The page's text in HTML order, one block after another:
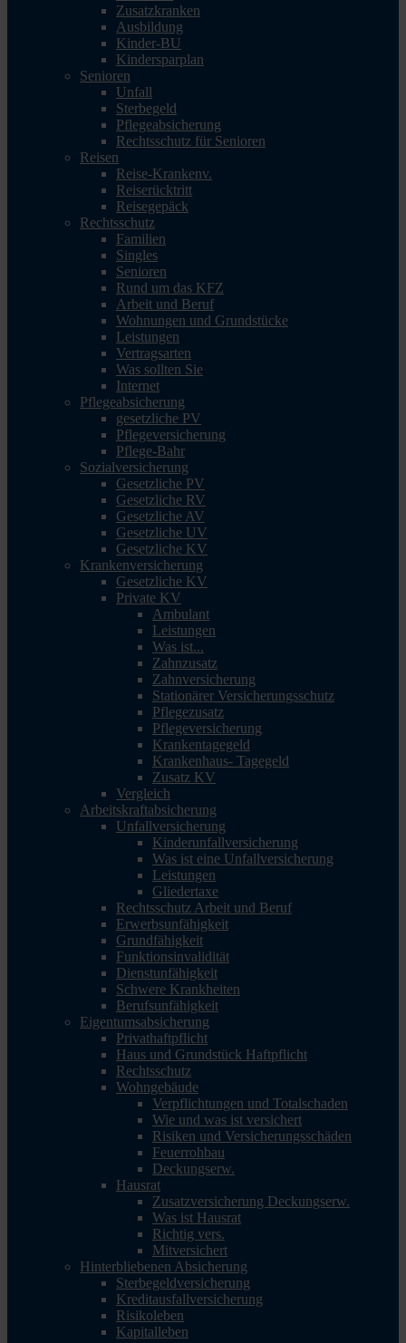
Zusatzkranken
Ausbildung
Kinder-BU
Kindersparplan
Senioren
Unfall
Sterbegeld
Pflegeabsicherung
Rechtsschutz für Senioren
Reisen
Reise-Krankenv.
Reiserücktritt
Reisegepäck
Rechtsschutz
Familien
Singles
Senioren
Rund um das KFZ
Arbeit und Beruf
Wohnungen und Grundstücke
Leistungen
Vertragsarten
Was sollten Sie
Internet
Pflegeabsicherung
gesetzliche PV
Pflegeversicherung
Pflege-Bahr
Sozialversicherung
Gesetzliche PV
Gesetzliche RV
Gesetzliche AV
Gesetzliche UV
Gesetzliche KV
Krankenversicherung
Gesetzliche KV
Private KV
Ambulant
Leistungen
Was ist...
Zahnzusatz
Zahnversicherung
Stationärer Versicherungsschutz
Pflegezusatz
Pflegeversicherung
Krankentagegeld
Krankenhaus- Tagegeld
Zusatz KV
Vergleich
Arbeitskraftabsicherung
Unfallversicherung
Kinderunfallversicherung
Was ist eine Unfallversicherung
Leistungen
Gliedertaxe
Rechtsschutz Arbeit und Beruf
Erwerbsunfähigkeit
Grundfähigkeit
Funktionsinvalidität
Dienstunfähigkeit
Schwere Krankheiten
Berufsunfähigkeit
Eigentumsabsicherung
Privathaftpflicht
Haus und Grundstück Haftpflicht
Rechtsschutz
Wohngebäude
Verpflichtungen und Totalschaden
Wie und was ist versichert
Risiken und Versicherungsschäden
Feuerrohbau
Deckungserw.
Hausrat
Zusatzversicherung Deckungserw.
Was ist Hausrat
Richtig vers.
Mitversichert
Hinterbliebenen Absicherung
Sterbegeldversicherung
Kreditausfallversicherung
Risikoleben
Kapitalleben